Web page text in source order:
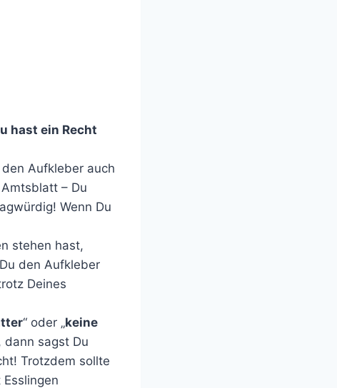
hast ein Recht
Aufkleber auch
– Du
Wenn Du
stehen hast,
den Aufkleber
Deines
“ oder „keine
dann sagst Du
Trotzdem sollte